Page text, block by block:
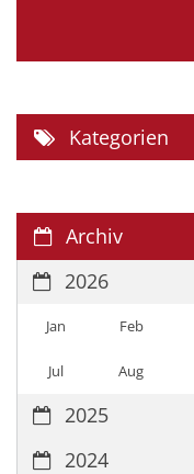
Kategorien
Archiv
2026
Jan Feb
Jul Aug
2025
2024